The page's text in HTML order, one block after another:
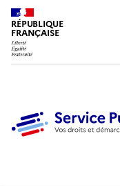
RÉPUBLIQUE
FRANÇAISE